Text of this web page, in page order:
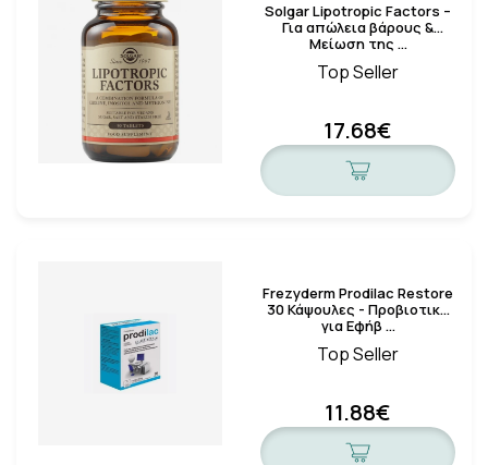
Solgar Lipotropic Factors –
Για απώλεια βάρους &
Μείωση της …
Top Seller
17.68€
Frezyderm Prodilac Restore
30 Κάψουλες - Προβιοτικά
για Εφήβ …
Top Seller
11.88€